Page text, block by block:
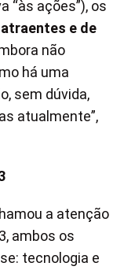
“às ações”), os
e de
não
há uma
sem dúvida,
atualmente”,
a atenção
ambos os
tecnologia e